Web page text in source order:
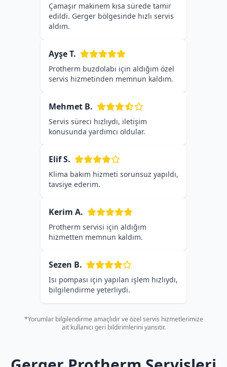
Çamaşır makinem kısa sürede tamir
edildi. Gerger bölgesinde hızlı servis
aldım.
Ayşe T.
Protherm buzdolabı için aldığım özel
servis hizmetinden memnun kaldım.
Mehmet B.
Servis süreci hızlıydı, iletişim
konusunda yardımcı oldular.
Elif S.
Klima bakım hizmeti sorunsuz yapıldı,
tavsiye ederim.
Kerim A.
Protherm servisi için aldığım
hizmetten memnun kaldım.
Sezen B.
Isı pompası için yapılan işlem hızlıydı,
bilgilendirme yeterliydi.
*Yorumlar bilgilendirme amaçlıdır ve özel servis hizmetlerimize
ait kullanıcı geri bildirimlerini yansıtır.